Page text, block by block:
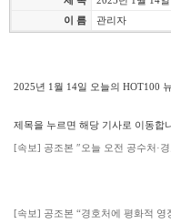
이 름
관리자
2025년 1월 14일 오늘의 HOT100
제목을 누르면 해당 기사로 이동합
[속보] 공조본 ″오늘 오전 공수처·
[속보] 공조본 “경호처에 평화적